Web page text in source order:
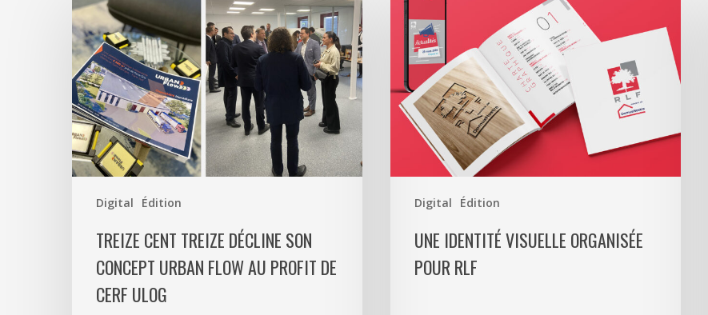
Digital Édition
Cent
Treize
décline
son
concept
Urban
Flow
au
profit
TREIZE CENT TREIZE DÉCLINE SON
CONCEPT URBAN FLOW AU PROFIT DE
CERF ULOG
Digital Édition
visuelle
organisée
RLF
UNE IDENTITÉ VISUELLE ORGANISÉE
POUR RLF